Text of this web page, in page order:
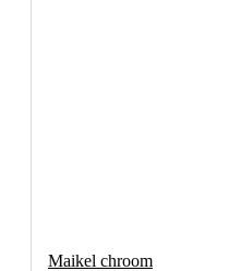
Maikel chroom